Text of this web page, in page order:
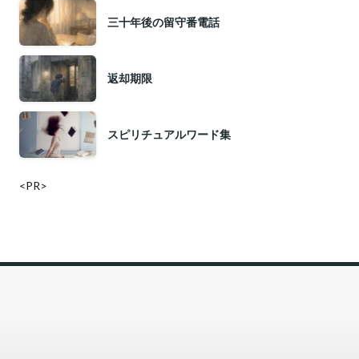
三十年後の留守番電話
返却期限
スピリチュアルワード集
<PR>